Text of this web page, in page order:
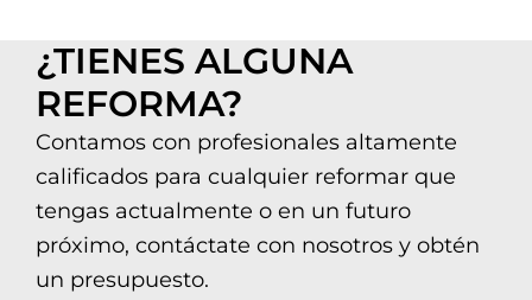
¿TIENES ALGUNA
REFORMA?
Contamos con profesionales altamente
calificados para cualquier reformar que
tengas actualmente o en un futuro
próximo, contáctate con nosotros y obtén
un presupuesto.